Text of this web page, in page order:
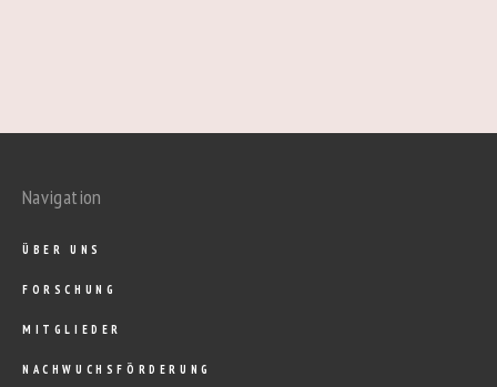
Navigation
ÜBER UNS
FORSCHUNG
MITGLIEDER
NACHWUCHSFÖRDERUNG